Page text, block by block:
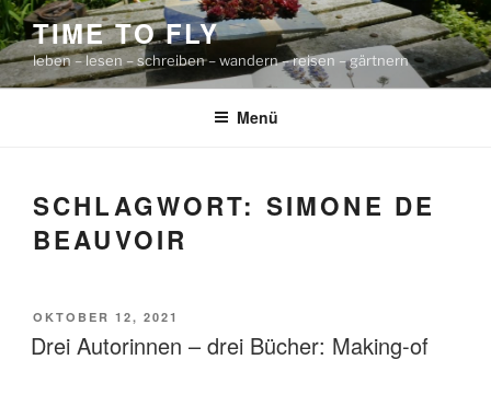
Zum
Inhalt
springen
TIME TO FLY
leben – lesen – schreiben – wandern – reisen – gärtnern
Menü
SCHLAGWORT: SIMONE DE
BEAUVOIR
VERÖFFENTLICHT
AM
OKTOBER 12, 2021
Drei Autorinnen – drei Bücher: Making-of